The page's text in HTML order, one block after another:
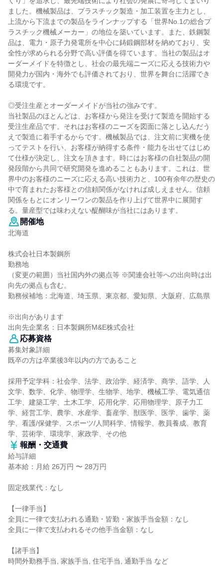
ました。機械製品は、プラスチック製造・加工装置を主力とし、
上流から下流までの製品をラインナップする「世界No.1の総合プ
ラスチック機械メーカー」の地位を築いています。また、鉄鋼製
品は、電力・原子力発電所を中心に鋳鍛鋼部材を納めており、安
全性が求められる分野で高い評価を得ています。当社の製品はオ
ーダーメイドを特徴とし、社会の最先端ニーズに応える技術力や
開発力が国内・海外でも評価されており、世界を舞台に活躍でき
る環境です。
◎受注生産とオーダーメイドが当社の強みです。
当社製品のほとんどは、お客様から発注を受けて製造を開始する
受注生産品です。それはお客様のニーズを図面に落とし込んだう
えで製造に着手するからです。機械製品では、注文前に実機を使
ってテストを行い、お客様が納得する条件・能力を出せてはじめ
て仕様が決定し、注文を頂きます。時にはお客様の自社製品の開
発段階から共同で研究開発を進めることもあります。これは、世
界中のお客様のニーズに応える高い技術力と、100有余年の歴史の
中で育まれたお客様との信頼関係がなければ成しえません。信頼
関係をもとにオンリーワンの製品を作り上げて世界中に展開す
る。量産型では味わえない醍醐味が当社にはあります。
開催地
北海道
株式会社日本製鋼所
勤務地
（変更の範囲）当社国内外の拠点等 ※関連会社等への出向時は出
向先の拠点も含む。
勤務候補地：北海道、埼玉県、東京都、愛知県、大阪府、広島県
※出向があります
出向先企業名：日本製鋼所M&E株式会社
応募資格
募集対象詳細
既卒の方は卒業後3年以内の方であること
採用予定学科：社会学、法学、政治学、経済学、商学、語学、人
文学、数学、化学、物理学、生物学、地学、機械工学、電気通信
工学、建築工学、土木工学、応用化学、応用物理学、原子力工
学、経営工学、農学、水産学、畜産学、獣医学、医学、歯学、薬
学、看護/保健学、スポーツ/人間科学、情報学、教員養成、教育
学、芸術学、環境学、家政学、その他
報酬・交通費
給与詳細
基本給：月給 26万円 〜 28万円
固定残業代：なし
【一律手当】
全員に一律で支払われる通勤・皆勤・家族手当金額：なし
全員に一律で支払われるその他手当金額：なし
【諸手当】
時間外勤務手当, 家族手当, 住宅手当, 通勤手当 など